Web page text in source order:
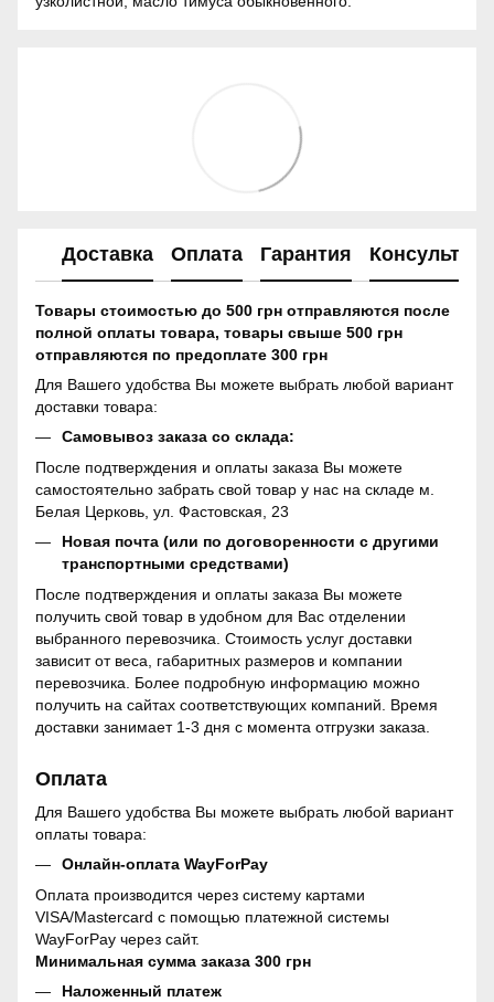
Доставка Оплата Гарантия
Товары стоимостью до 500 грн отправляются после
полной оплаты товара, товары свыше 500 грн
отправляются по предоплате 300 грн
Для Вашего удобства Вы можете выбрать любой вариант
доставки товара:
Самовывоз заказа со склада:
После подтверждения и оплаты заказа Вы можете
самостоятельно забрать свой товар у нас на складе м.
Белая Церковь, ул. Фастовская, 23
Новая почта (или по договоренности с другими
транспортными средствами)
После подтверждения и оплаты заказа Вы можете
получить свой товар в удобном для Вас отделении
выбранного перевозчика. Стоимость услуг доставки
зависит от веса, габаритных размеров и компании
перевозчика. Более подробную информацию можно
получить на сайтах соответствующих компаний. Время
доставки занимает 1-3 дня с момента отгрузки заказа.
Оплата
Для Вашего удобства Вы можете выбрать любой вариант
оплаты товара:
Онлайн-оплата WayForPay
Оплата производится через систему картами
VISA/Mastercard с помощью платежной системы
WayForPay через сайт.
Минимальная сумма заказа 300 грн
Наложенный платеж